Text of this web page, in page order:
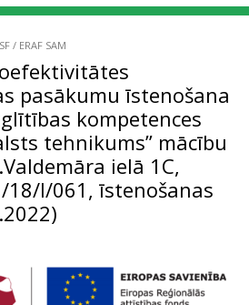
/ ERAF SAM
pasākumu īstenošana
kompetences
tehnikums” mācību
ielā 1C,
18/I/061, īstenošanas